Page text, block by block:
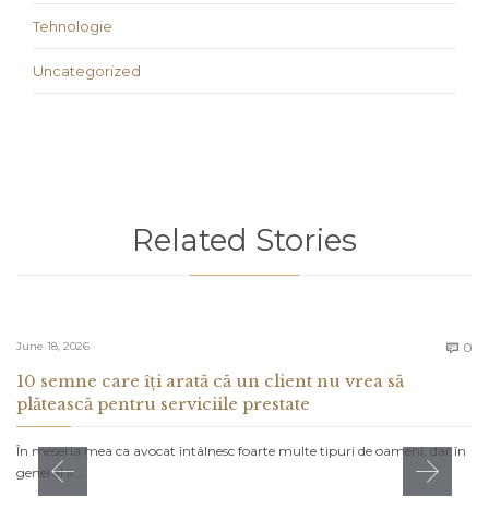
Tehnologie
Uncategorized
Related Stories
June 18, 2026  0
10 semne care îți arată că un client nu vrea să
plătească pentru serviciile prestate
În meseria mea ca avocat întâlnesc foarte multe tipuri de oameni, dar în
general îi…